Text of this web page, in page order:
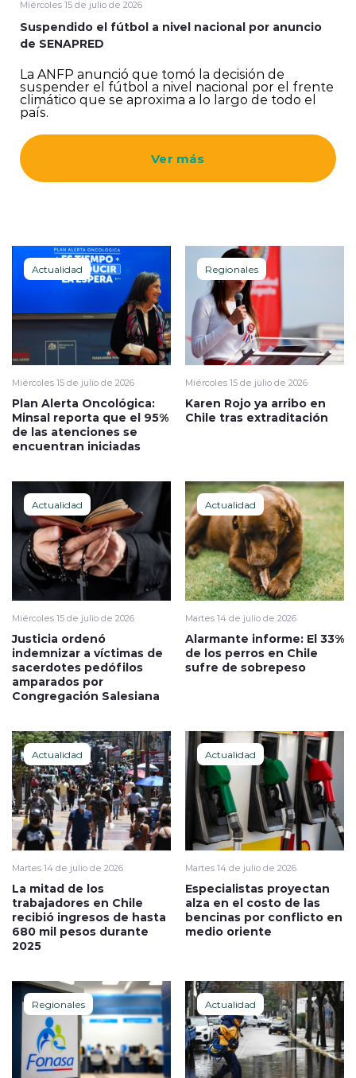
Miércoles 15 de julio de 2026
Suspendido el fútbol a nivel nacional por anuncio
de SENAPRED
La ANFP anunció que tomó la decisión de
suspender el fútbol a nivel nacional por el frente
climático que se aproxima a lo largo de todo el
país.
Ver más
Actualidad
Miércoles 15 de julio de 2026
Plan Alerta Oncológica:
Minsal reporta que el 95%
de las atenciones se
encuentran iniciadas
Regionales
Miércoles 15 de julio de 2026
Karen Rojo ya arribo en
Chile tras extraditación
Actualidad
Miércoles 15 de julio de 2026
Justicia ordenó
indemnizar a víctimas de
sacerdotes pedófilos
amparados por
Congregación Salesiana
Actualidad
Martes 14 de julio de 2026
Alarmante informe: El 33%
de los perros en Chile
sufre de sobrepeso
Actualidad
Martes 14 de julio de 2026
La mitad de los
trabajadores en Chile
recibió ingresos de hasta
680 mil pesos durante
2025
Actualidad
Martes 14 de julio de 2026
Especialistas proyectan
alza en el costo de las
bencinas por conflicto en
medio oriente
Regionales Actualidad